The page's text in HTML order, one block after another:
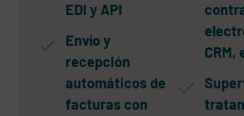
EDI y API
Envío y
recepción
automáticos de
facturas con
CRM,